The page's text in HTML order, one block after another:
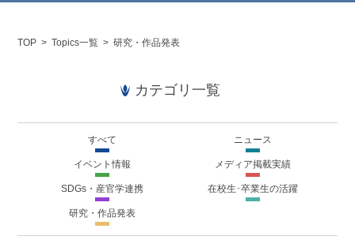
TOP Topics一覧 研究・作品発表
カテゴリ一覧
すべて ニュース
イベント情報 メディア掲載実績
SDGs・産官学連携 在校生･卒業生の活躍
研究・作品発表